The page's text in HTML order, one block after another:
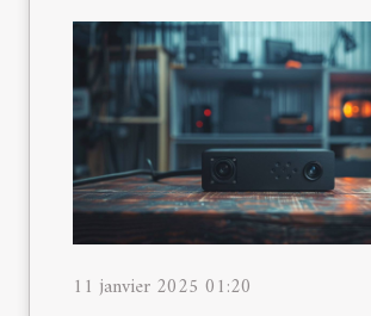
11 janvier 2025 01:20